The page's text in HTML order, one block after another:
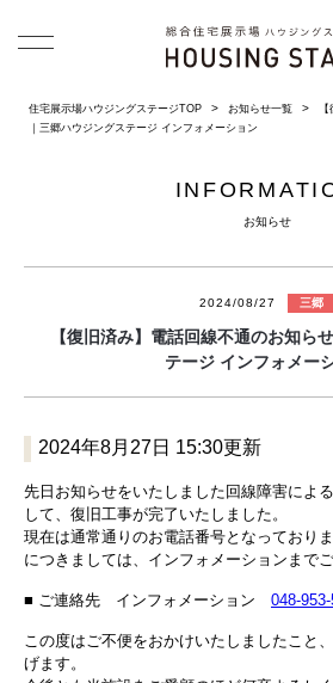
住宅展示場ハウジングステージTOP お知らせ一覧
｜三郷ハウジングステージ インフォメーション
お知らせ
2024/08/27 三郷
【復旧済み】電話回線不通のお知ら
テージ インフォメー
2024年8月27日 15:30更新
先日お知らせをいたしました回線障害によ
して、復旧工事が完了いたしました。
現在は通常通りのお電話番号となっており
につきましては、インフォメーションまでご
■ ご連絡先 インフォメーション 048-
この度はご不便をおかけいたしましたこと
げます。